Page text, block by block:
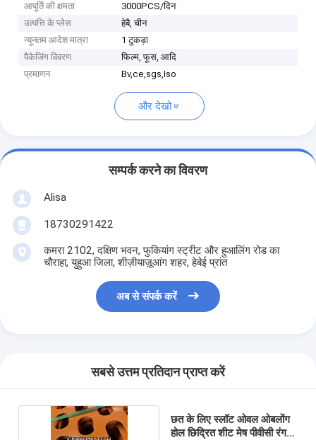
आपूर्ति की क्षमता
3000PCS/दिन
उत्पत्ति के प्लेस
हेबै, चीन
न्यूनतम आदेश मात्रा
1 टुकड़ा
पैकेजिंग विवरण
फिल्म, फूस, आदि
प्रमाणन
Bv,ce,sgs,Iso
और देखो
सम्पर्क करने का विवरण
Alisa
18730291422
कमरा 2102, दक्षिण भवन, फुकियांग स्ट्रीट और हुआलिंग रोड का
चौराहा, युहुआ जिला, शीज़ीयाज़ूआंग शहर, हेबेई प्रांत
अब से संपर्क करें
सबसे उत्तम प्रतिदान प्राप्त करें
छत के लिए स्लॉट ओवल ओबलोंग
होल छिद्रित शीट मेष पीवीसी रंग